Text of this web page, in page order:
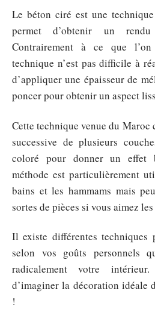
Le béton ciré est une
permet d’obtenir un
Contrairement à ce que
technique n’est pas difficile à
d’appliquer une épaisseur de
poncer pour obtenir un aspect
Cette technique venue du Maroc
successive de plusieurs
coloré pour donner un effet
méthode est particulièrement
bains et les hammams mais
sortes de pièces si vous aimez
Il existe différentes techniques
selon vos goûts personnels
radicalement votre
d’imaginer la décoration idéale
!